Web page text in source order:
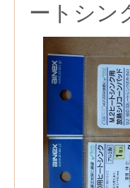
ートシン